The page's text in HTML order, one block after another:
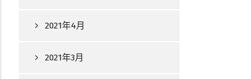
2021年4月
2021年3月